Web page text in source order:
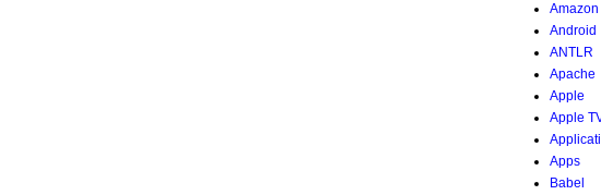
Amazon
Android
ANTLR
Apache
Apple
Apple
Apps
Babel